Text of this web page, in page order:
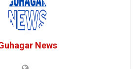
News